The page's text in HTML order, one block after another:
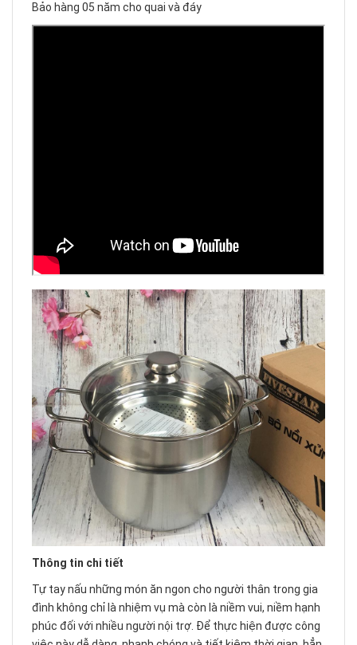
Bảo hàng 05 năm cho quai và đáy
Thông tin chi tiết
Tự tay nấu những món ăn ngon cho người thân trong gia
đình không chỉ là nhiệm vụ mà còn là niềm vui, niềm hạnh
phúc đối với nhiều người nội trợ. Để thực hiện được công